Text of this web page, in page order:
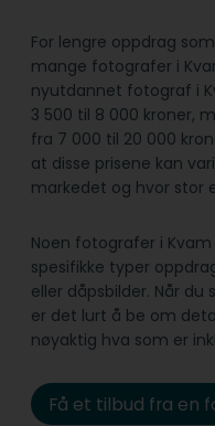
For lengre oppdrag
mange fotografer i
nyutdannet fotograf i
3 500 til 8 000 kroner,
fra 7 000 til 20 000
at disse prisene kan
markedet og hvor stor
Noen fotografer i
spesifikke typer
eller dåpsbilder. Når
er det lurt å be om
nøyaktig hva som er
Få et tilbud fra en